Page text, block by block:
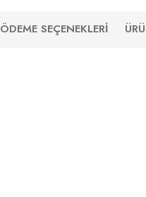
ÖDEME SEÇENEKLERI